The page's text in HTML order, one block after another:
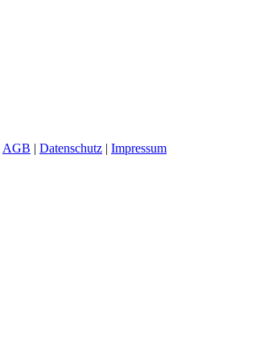
AGB | Datenschutz | Impressum